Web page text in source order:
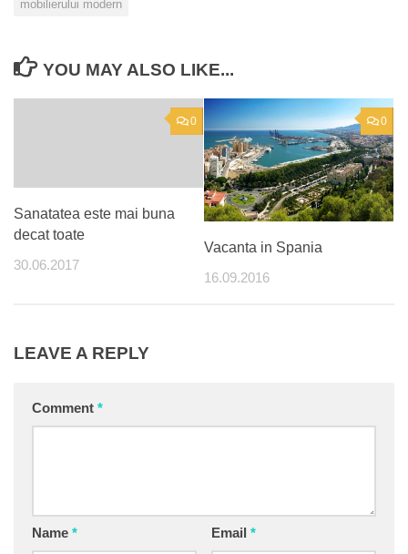
mobilierului modern
YOU MAY ALSO LIKE...
0
Sanatatea este mai buna
decat toate
30.06.2017
0
Vacanta in Spania
16.09.2016
LEAVE A REPLY
Comment *
Name * Email *